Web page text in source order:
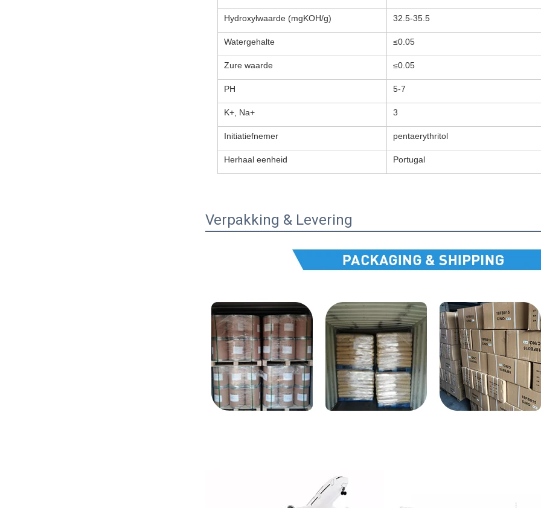
Hydroxylwaarde (mgKOH/g) 32.5-35.5
Watergehalte ≤0.05
Zure waarde ≤0.05
PH 5-7
K+, Na+ 3
Initiatiefnemer pentaerythritol
Herhaal eenheid Portugal
Verpakking & Levering